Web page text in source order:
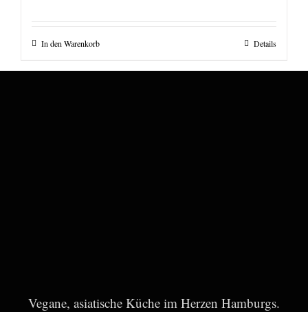
In den Warenkorb Details
Vegane, asiatische Küche im Herzen Hamburgs.